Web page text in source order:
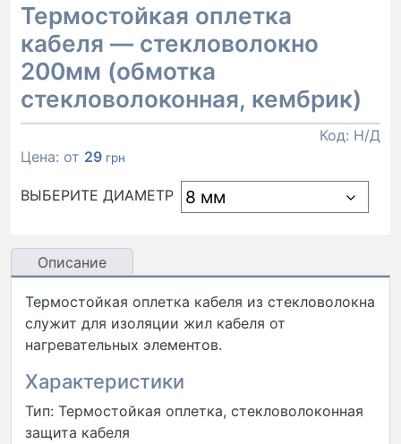
Термостойкая оплетка
кабеля — стекловолокно
200мм (обмотка
стекловолоконная, кембрик)
Код: Н/Д
Цена: от 29 грн
ВЫБЕРИТЕ ДИАМЕТР
Описание
Термостойкая оплетка кабеля из стекловолокна
служит для изоляции жил кабеля от
нагревательных элементов.
Характеристики
Тип: Термостойкая оплетка, стекловолоконная
защита кабеля